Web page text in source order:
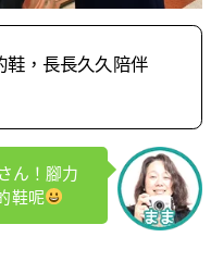
鞋，長長久久陪伴
ん！腳力
鞋呢